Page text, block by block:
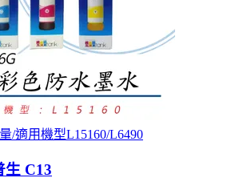
/適用機型L15160/L6490
生 C13